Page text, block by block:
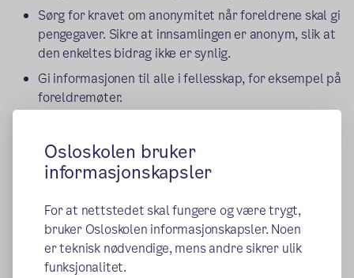
Osloskolen bruker
informasjonskapsler
For at nettstedet skal fungere og være trygt,
bruker Osloskolen informasjonskapsler. Noen
er teknisk nødvendige, mens andre sikrer ulik
funksjonalitet.
Sørg for kravet om anonymitet når foreldrene skal gi
pengegaver. Sikre at innsamlingen er anonym, slik at
den enkeltes bidrag ikke er synlig.
Gi informasjonen til alle i fellesskap, for eksempel på
foreldremøter.
om dugnad og innsamling, slik at det ikke oppleves
som press for å bidra.
gjennomføre en dugnad. Det er derfor viktig å unngå
dugnader der foreldrene må kjøpe et produkt på
forhånd for videresalg, slik at man ikke risikerer å måtte
betale for produktet når de ikke klarer å selge det